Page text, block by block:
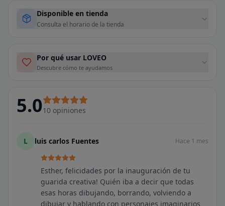
Disponible en tienda
Consulta el horario de la tienda
Por qué usar LOVEO
Descubre cómo te ayudamos
5.010 opiniones
L luis carlos Fuentes Hace 1 mes
Esther, felicidades por la inauguración de tu
guarida creativa! Quién iba a decir que todas
esas horas dibujando, borrando, volviendo a
dibujar y hablando con personajes imaginarios